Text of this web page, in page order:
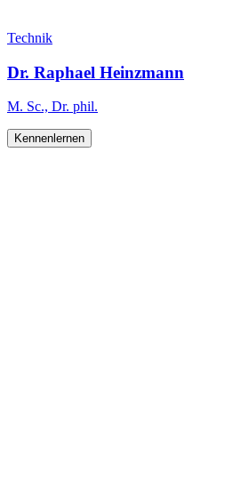
Technik
Dr. Raphael Heinzmann
M. Sc., Dr. phil.
Kennenlernen